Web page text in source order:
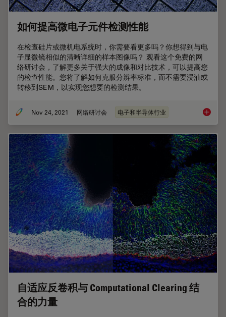
如何提高微电子元件检测性能
在检查硅片或微机电系统时，你需要看更多吗？你想得到与电
子显微镜相似的清晰详细的样本图像吗？ 观看这个免费的网
络研讨会，了解更多关于强大的成像和对比技术，可以提高您
的检查性能。您将了解如何克服分辨率标准，而不需要浸油或
转移到SEM，以实现您想要的检测结果。
Nov 24, 2021 网络研讨会 电子和半导体行业 如何提
自适应反卷积与 Computational Clearing 结
合的力量